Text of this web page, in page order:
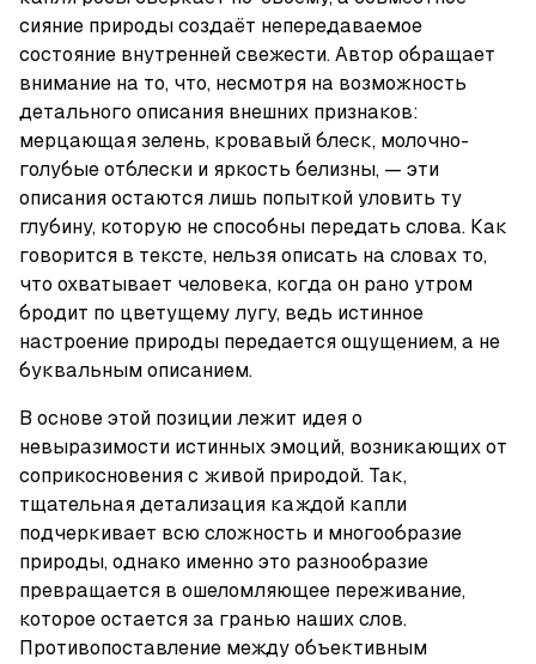
сияние природы создаёт непередаваемое
состояние внутренней свежести. Автор обращает
внимание на то, что, несмотря на возможность
детального описания внешних признаков:
мерцающая зелень, кровавый блеск, молочно-
голубые отблески и яркость белизны, — эти
описания остаются лишь попыткой уловить ту
глубину, которую не способны передать слова. Как
говорится в тексте, нельзя описать на словах то,
что охватывает человека, когда он рано утром
бродит по цветущему лугу, ведь истинное
настроение природы передается ощущением, а не
буквальным описанием.
В основе этой позиции лежит идея о
невыразимости истинных эмоций, возникающих от
соприкосновения с живой природой. Так,
тщательная детализация каждой капли
подчеркивает всю сложность и многообразие
природы, однако именно это разнообразие
превращается в ошеломляющее переживание,
которое остается за гранью наших слов.
Противопоставление между объективным